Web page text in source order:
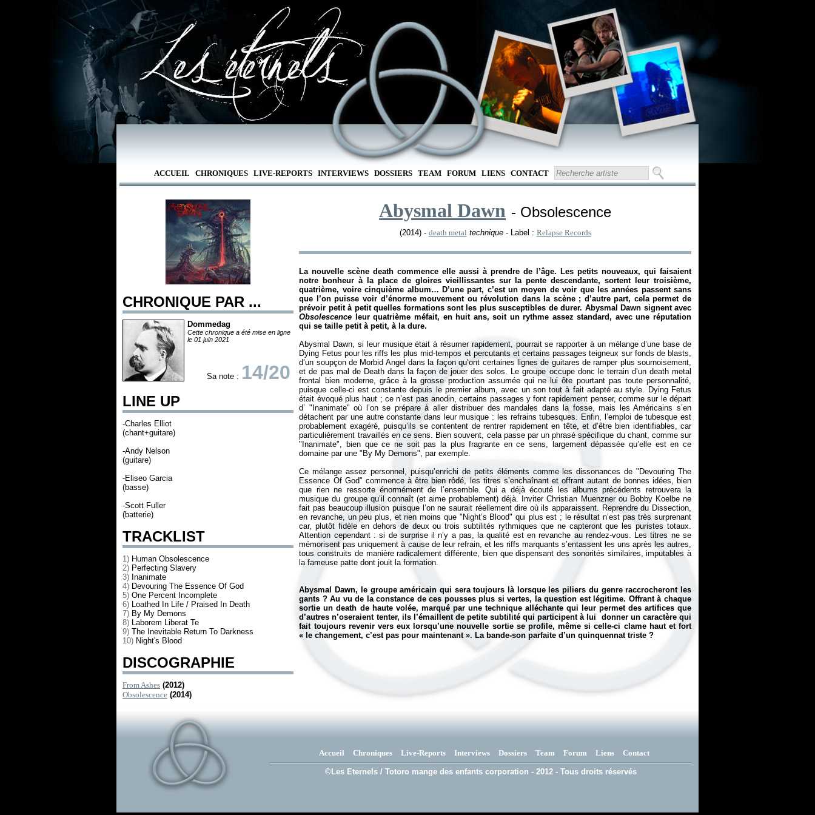
ACCUEIL CHRONIQUES LIVE-REPORTS INTERVIEWS DOSSIERS TEAM FORUM LIENS CONTACT
CHRONIQUE PAR ...
Dommedag
Cette chronique a été mise en ligne
le 01 juin 2021
Sa note : 14/20
LINE UP
-Charles Elliot
(chant+guitare)
-Andy Nelson
(guitare)
-Eliseo Garcia
(basse)
-Scott Fuller
(batterie)
TRACKLIST
1) Human Obsolescence
2) Perfecting Slavery
3) Inanimate
4) Devouring The Essence Of God
5) One Percent Incomplete
6) Loathed In Life / Praised In Death
7) By My Demons
8) Laborem Liberat Te
9) The Inevitable Return To Darkness
10) Night's Blood
DISCOGRAPHIE
From Ashes (2012)
Obsolescence (2014)
Abysmal Dawn - Obsolescence
(2014) - death metal technique- Label : Relapse Records
La nouvelle scène death commence elle aussi à prendre de l’âge. Les petits nouveaux, qui faisaient
notre bonheur à la place de gloires vieillissantes sur la pente descendante, sortent leur troisième,
quatrième, voire cinquième album… D’une part, c’est un moyen de voir que les années passent sans
que l’on puisse voir d’énorme mouvement ou révolution dans la scène ; d’autre part, cela permet de
prévoir petit à petit quelles formations sont les plus susceptibles de durer. Abysmal Dawn signent avec
Obsolescence leur quatrième méfait, en huit ans, soit un rythme assez standard, avec une réputation
qui se taille petit à petit, à la dure.
Abysmal Dawn, si leur musique était à résumer rapidement, pourrait se rapporter à un mélange d’une base de
Dying Fetus pour les riffs les plus mid-tempos et percutants et certains passages teigneux sur fonds de blasts,
d’un soupçon de Morbid Angel dans la façon qu’ont certaines lignes de guitares de ramper plus sournoisement,
et de pas mal de Death dans la façon de jouer des solos. Le groupe occupe donc le terrain d’un death metal
frontal bien moderne, grâce à la grosse production assumée qui ne lui ôte pourtant pas toute personnalité,
puisque celle-ci est constante depuis le premier album, avec un son tout à fait adapté au style. Dying Fetus
était évoqué plus haut ; ce n’est pas anodin, certains passages y font rapidement penser, comme sur le départ
d’ "Inanimate" où l’on se prépare à aller distribuer des mandales dans la fosse, mais les Américains s’en
détachent par une autre constante dans leur musique : les refrains tubesques. Enfin, l’emploi de tubesque est
probablement exagéré, puisqu’ils se contentent de rentrer rapidement en tête, et d’être bien identifiables, car
particulièrement travaillés en ce sens. Bien souvent, cela passe par un phrasé spécifique du chant, comme sur
"Inanimate", bien que ce ne soit pas la plus fragrante en ce sens, largement dépassée qu’elle est en ce
domaine par une "By My Demons", par exemple.
Ce mélange assez personnel, puisqu’enrichi de petits éléments comme les dissonances de "Devouring The
Essence Of God" commence à être bien rôdé, les titres s’enchaînant et offrant autant de bonnes idées, bien
que rien ne ressorte énormément de l’ensemble. Qui a déjà écouté les albums précédents retrouvera la
musique du groupe qu’il connaît (et aime probablement) déjà. Inviter Christian Muenzner ou Bobby Koelbe ne
fait pas beaucoup illusion puisque l’on ne saurait réellement dire où ils apparaissent. Reprendre du Dissection,
en revanche, un peu plus, et rien moins que "Night’s Blood" qui plus est ; le résultat n’est pas très surprenant
car, plutôt fidèle en dehors de deux ou trois subtilités rythmiques que ne capteront que les puristes totaux.
Attention cependant : si de surprise il n’y a pas, la qualité est en revanche au rendez-vous. Les titres ne se
mémorisent pas uniquement à cause de leur refrain, et les riffs marquants s’entassent les uns après les autres,
tous construits de manière radicalement différente, bien que dispensant des sonorités similaires, imputables à
la fameuse patte dont jouit la formation.
Abysmal Dawn, le groupe américain qui sera toujours là lorsque les piliers du genre raccrocheront les
gants ? Au vu de la constance de ces pousses plus si vertes, la question est légitime. Offrant à chaque
sortie un death de haute volée, marqué par une technique alléchante qui leur permet des artifices que
d’autres n’oseraient tenter, ils l’émaillent de petite subtilité qui participent à lui donner un caractère qui
fait toujours revenir vers eux lorsqu’une nouvelle sortie se profile, même si celle-ci clame haut et fort
« le changement, c’est pas pour maintenant ». La bande-son parfaite d’un quinquennat triste ?
Accueil Chroniques Live-Reports Interviews Dossiers Team Forum Liens Contact
©Les Eternels / Totoro mange des enfants corporation - 2012 - Tous droits réservés